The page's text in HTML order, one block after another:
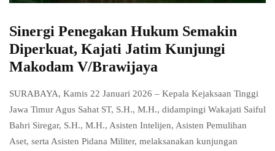
Sinergi Penegakan Hukum Semakin
Diperkuat, Kajati Jatim Kunjungi
Makodam V/Brawijaya
SURABAYA, Kamis 22 Januari 2026 – Kepala Kejaksaan Tinggi
Jawa Timur Agus Sahat ST, S.H., M.H., didampingi Wakajati Saiful
Bahri Siregar, S.H., M.H., Asisten Intelijen, Asisten Pemulihan
Aset, serta Asisten Pidana Militer, melaksanakan kunjungan